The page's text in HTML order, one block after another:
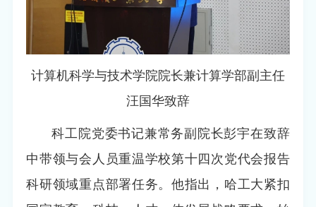
计算机科学与技术学院院长兼计算学部副主任
汪国华致辞
科工院党委书记兼常务副院长彭宇在致辞
中带领与会人员重温学校第十四次党代会报告
科研领域重点部署任务。他指出，哈工大紧扣